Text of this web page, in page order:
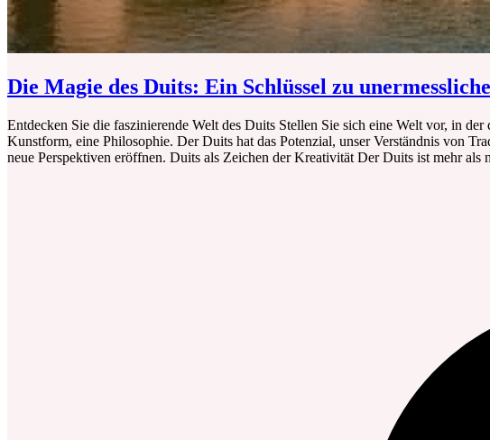
Die Magie des Duits: Ein Schlüssel zu
Entdecken Sie die faszinierende Welt des Duits Stellen Sie sich eine Welt vor, in
Kunstform, eine Philosophie. Der Duits hat das Potenzial, unser Verständnis von
neue Perspektiven eröffnen. Duits als Zeichen der Kreativität Der Duits ist mehr als